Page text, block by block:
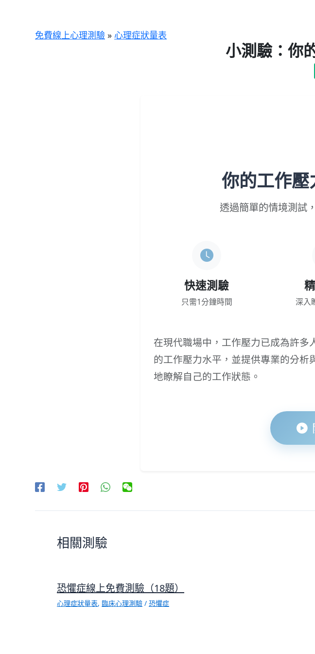
免費線上心理測驗 » 心理症狀量表
小測驗：你
你的工作壓
透過簡單的情境測試
快速測驗
只需1分鐘時間 深入
在現代職場中，工作壓力已成為許
的工作壓力水平，並提供專業的分
地瞭解自己的工作狀態。
相關測驗
恐懼症線上免費測驗（18題）
心理症狀量表, 臨床心理測驗 / 恐懼症